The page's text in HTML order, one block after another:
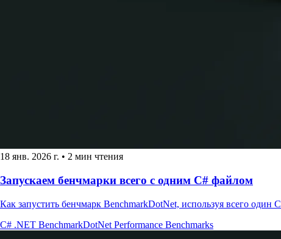
18 янв. 2026 г. • 2 мин чтения
Запускаем бенчмарки всего с одним C# файлом
Как запустить бенчмарк BenchmarkDotNet, используя всего один
C# .NET BenchmarkDotNet Performance Benchmarks